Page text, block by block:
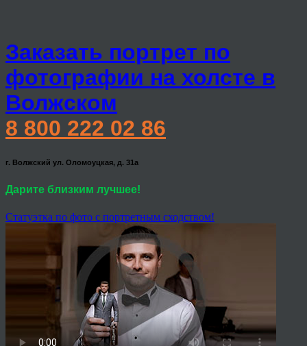
Заказать портрет по
фотографии на холсте в
Волжском
8 800 222 02 86
г. Волжский ул. Оломоуцкая, д. 31а
Дарите близким лучшее!
Статуэтка по фото с портретным сходством!